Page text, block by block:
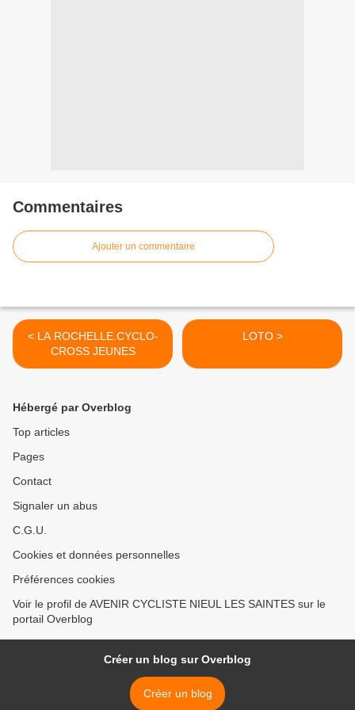
Commentaires
Ajouter un commentaire
< LA ROCHELLE.CYCLO-
CROSS JEUNES
LOTO >
Hébergé par Overblog
Top articles
Pages
Contact
Signaler un abus
C.G.U.
Cookies et données personnelles
Préférences cookies
Voir le profil de AVENIR CYCLISTE NIEUL LES SAINTES sur le
portail Overblog
Créer un blog sur Overblog
Créer un blog